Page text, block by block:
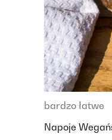
bardzo łatwe
Napoje